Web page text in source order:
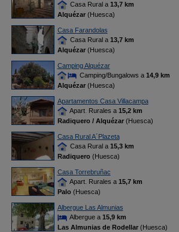
Casa Rural a 13,7 km
Alquézar(Huesca)
Casa Farandolas
Casa Rural a 13,7 km
Alquézar(Huesca)
Camping Alquézar
Camping/Bungalows a 14,9 km
Alquézar(Huesca)
Apartamentos Casa Villacampa
Apart. Rurales a 15,2 km
Radiquero / Alquézar(Huesca)
Casa Rural A´Plazeta
Casa Rural a 15,3 km
Radiquero(Huesca)
Casa Torrebruñac
Apart. Rurales a 15,7 km
Palo(Huesca)
Albergue Las Almunias
Albergue a 15,9 km
Las Almunias de Rodellar(Huesca)